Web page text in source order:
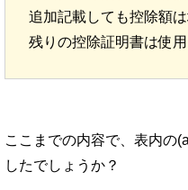
追加記載しても控除額
残りの控除証明書は使用
ここまでの内容で、表内の
したでしょうか？